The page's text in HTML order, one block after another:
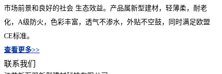
市场前景和良好的社会 生态效益。产品属新型建材，轻薄柔，耐老
化，A级防火，色彩丰富，透气不渗水，外贴不空鼓，同时满足欧盟
CE标准。
查看更多>>
联系我们